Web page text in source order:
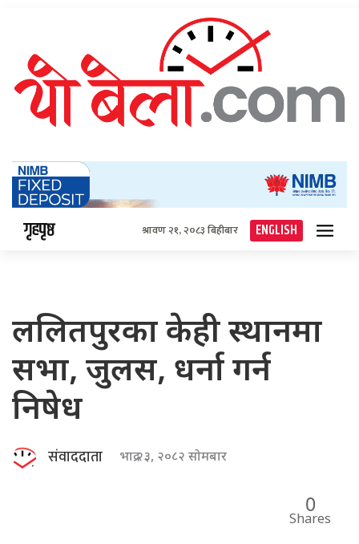
गृहपृष्ठ श्रावण २१, २०८३ बिहीबार ENGLISH
ललितपुरका केही स्थानमा
सभा, जुलस, धर्ना गर्न
निषेध
संवाददाता भाद्र २३, २०८२ सोमबार
0
Shares